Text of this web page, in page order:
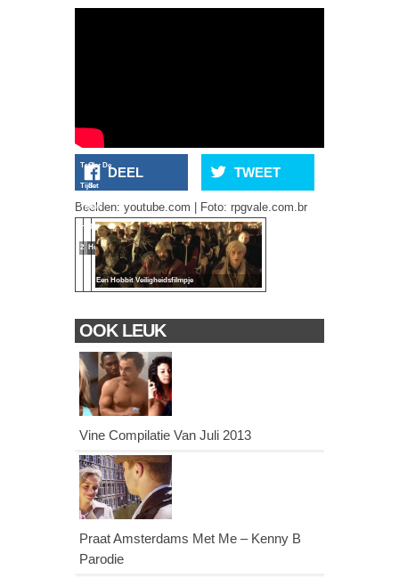
DEEL TWEET
Beelden: youtube.com | Foto: rpgvale.com.br
Trailer
Tijd:
The
Hobbit
2
Op De
Set
Van:
The
Hobbit
Een Hobbit Veiligheidsfilmpje
OOK LEUK
Vine Compilatie Van Juli 2013
Praat Amsterdams Met Me – Kenny B
Parodie